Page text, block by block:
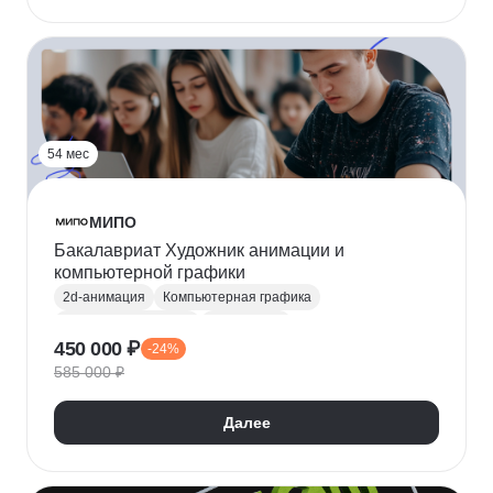
54 мес
МИПО
Бакалавриат Художник анимации и
компьютерной графики
2d-анимация
Компьютерная графика
3D анимация
3D моделирование
Цифровая живопись
Создание 3D-персонажей
Звукорежиссура
Типографика
450 000 ₽ -24%
585 000 ₽
Далее